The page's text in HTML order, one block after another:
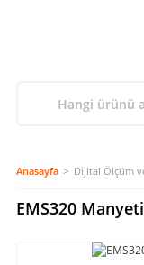
Anasayfa Dijital Ölçüm
EMS320